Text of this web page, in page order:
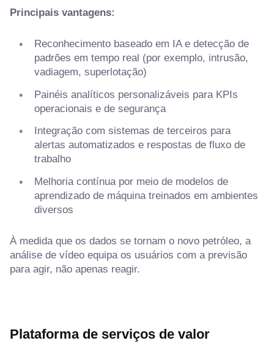
Principais vantagens:
Reconhecimento baseado em IA e detecção de
padrões em tempo real (por exemplo, intrusão,
vadiagem, superlotação)
Painéis analíticos personalizáveis para KPIs
operacionais e de segurança
Integração com sistemas de terceiros para
alertas automatizados e respostas de fluxo de
trabalho
Melhoria contínua por meio de modelos de
aprendizado de máquina treinados em ambientes
diversos
À medida que os dados se tornam o novo petróleo, a
análise de vídeo equipa os usuários com a previsão
para agir, não apenas reagir.
Plataforma de serviços de valor